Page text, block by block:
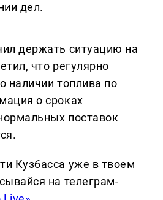
дел.
держать ситуацию на
что регулярно
наличии топлива по
о сроках
поставок
Кузбасса уже в твоем
на телеграм-